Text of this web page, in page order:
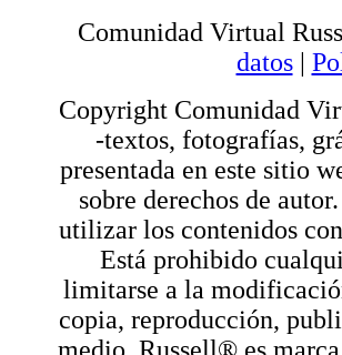
Comunidad Virtual
datos|
Copyright Comunidad
-textos, fotografías,
presentada en este sitio
sobre derechos de
utilizar los contenidos
Está prohibido
limitarse a la
copia, reproducción,